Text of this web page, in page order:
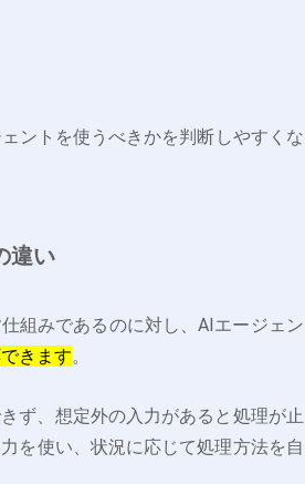
ントを使うべきかを判断しやすくな
違い
組みであるのに対し、AIエージェン
きます。
ず、想定外の入力があると処理が止
を使い、状況に応じて処理方法を自